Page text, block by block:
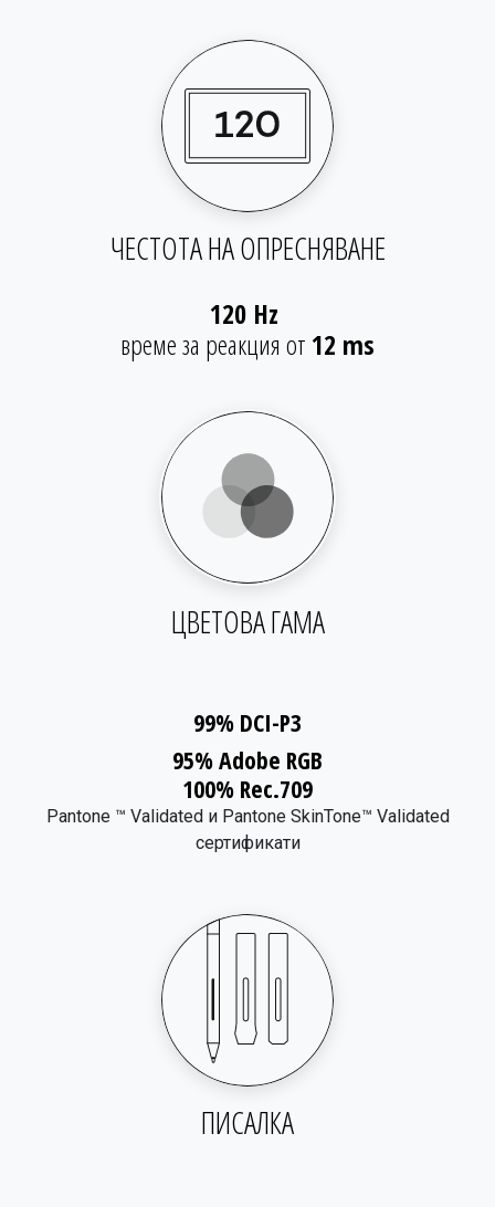
ЧЕСТОТА НА ОПРЕСНЯВАНЕ
120 Hz
време за реакция от 12 ms​
ЦВЕТОВА ГАМА
​99% DCI-P3
95% Adobe RGB
100% Rec.709
Pantone ™ Validated и Pantone SkinTone™ Validated
сертификати
ПИСАЛКА